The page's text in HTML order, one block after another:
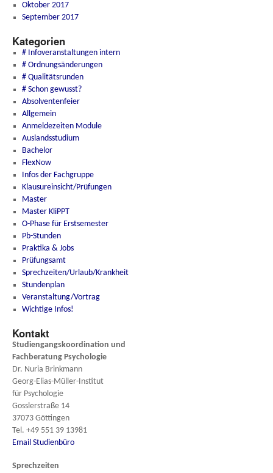
Oktober 2017
September 2017
Kategorien
# Infoveranstaltungen intern
# Ordnungsänderungen
# Qualitätsrunden
# Schon gewusst?
Absolventenfeier
Allgemein
Anmeldezeiten Module
Auslandsstudium
Bachelor
FlexNow
Infos der Fachgruppe
Klausureinsicht/Prüfungen
Master
Master KliPPT
O-Phase für Erstsemester
Pb-Stunden
Praktika & Jobs
Prüfungsamt
Sprechzeiten/Urlaub/Krankheit
Stundenplan
Veranstaltung/Vortrag
Wichtige Infos!
Kontakt
Studiengangskoordination und
Fachberatung Psychologie
Dr. Nuria Brinkmann
Georg-Elias-Müller-Institut
für Psychologie
Gosslerstraße 14
37073 Göttingen
Tel. +49 551 39 13981
Email Studienbüro
Sprechzeiten